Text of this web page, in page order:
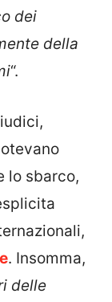
dei
della
“.
lo sbarco,
. Insomma,
delle